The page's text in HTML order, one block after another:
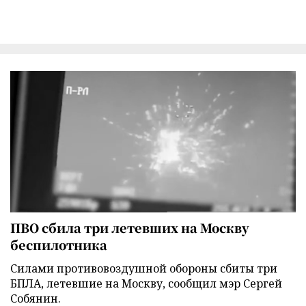
ПВО сбила три летевших на Москву
беспилотника
Силами противовоздушной обороны сбиты три
БПЛА, летевшие на Москву, сообщил мэр Сергей
Собянин.